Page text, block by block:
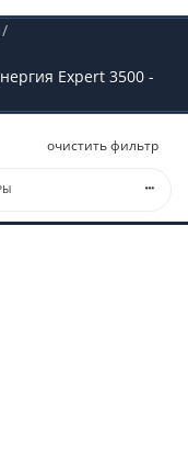
Expert 3500 -
очистить фильтр